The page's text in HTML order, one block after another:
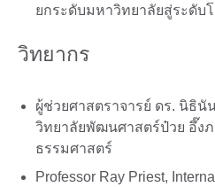
ยกระดับมหาวิทยาลัยสู่ระดับ
วิทยากร
ผู้ช่วยศาสตราจารย์ ดร. นิธิ
วิทยาลัยพัฒนศาสตร์ป๋วย อึ๊ง
ธรรมศาสตร์
Professor Ray Priest,